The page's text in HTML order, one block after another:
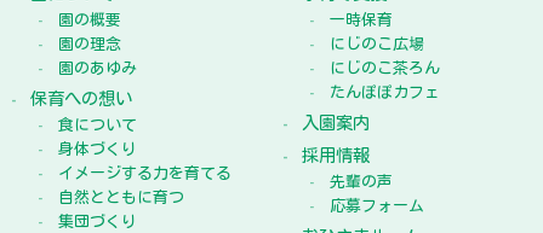
園の概要
園の理念
園のあゆみ
保育への想い
食について
身体づくり
イメージする力を育てる
自然とともに育つ
集団づくり
一時保育
にじのこ広場
にじのこ茶ろん
たんぽぽカフェ
入園案内
採用情報
先輩の声
応募フォーム